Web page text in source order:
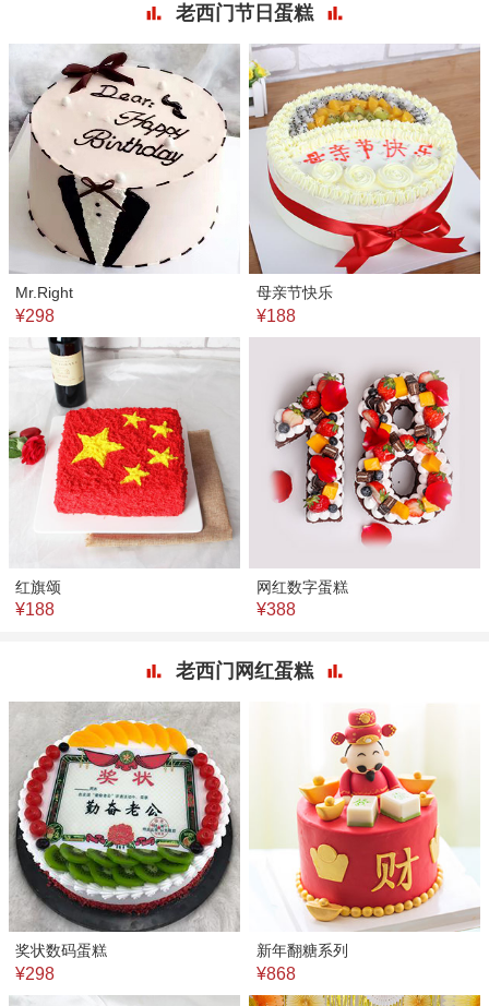
老西门节日蛋糕
Mr.Right
¥298
母亲节快乐
¥188
红旗颂
¥188
网红数字蛋糕
¥388
老西门网红蛋糕
奖状数码蛋糕
¥298
新年翻糖系列
¥868